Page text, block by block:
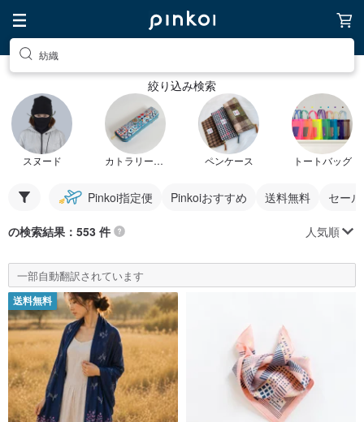
紡織
絞り込み検索
スヌード カトラリーケース ペンケース トートバッグ
Pinkoi指定便 Pinkoiおすすめ 送料無料 セー
の検索結果：553 件 人気順
一部自動翻訳されています
送料無料